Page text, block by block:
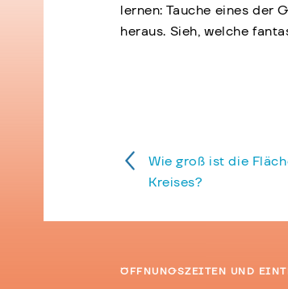
lernen: Tauche eines der
heraus. Sieh, welche
Wie groß ist die
Kreises?
ÖFFNUNGSZEITEN UND